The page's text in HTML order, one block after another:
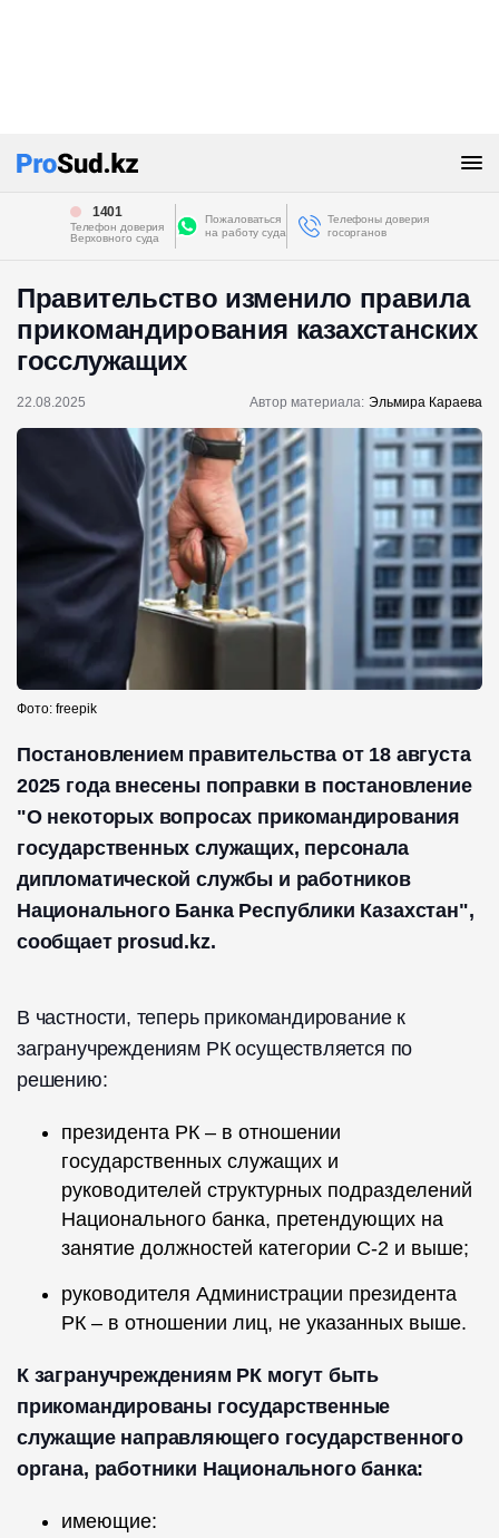
1401
Телефон доверия
Верховного суда
Пожаловаться
на работу суда
Телефоны доверия
госорганов
Правительство изменило правила
прикомандирования казахстанских
госслужащих
22.08.2025 Автор материала: Эльмира Караева
Фото: freepik
Постановлением правительства от 18 августа
2025 года внесены поправки в постановление
"О некоторых вопросах прикомандирования
государственных служащих, персонала
дипломатической службы и работников
Национального Банка Республики Казахстан",
сообщает prosud.kz.
В частности, теперь прикомандирование к
загранучреждениям РК осуществляется по
решению:
президента РК – в отношении
государственных служащих и
руководителей структурных подразделений
Национального банка, претендующих на
занятие должностей категории С-2 и выше;
руководителя Администрации президента
РК – в отношении лиц, не указанных выше.
К загранучреждениям РК могут быть
прикомандированы государственные
служащие направляющего государственного
органа, работники Национального банка:
имеющие: